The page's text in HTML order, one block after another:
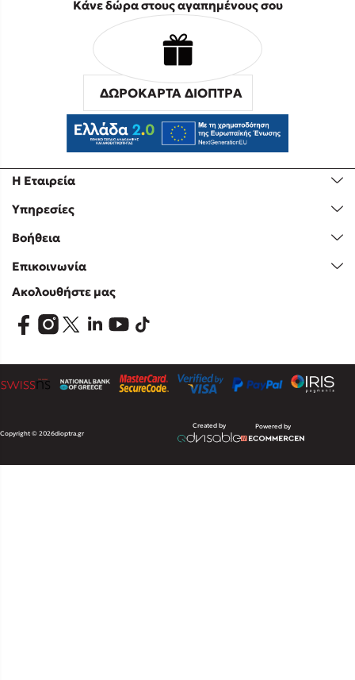
Η Εταιρεία
Υπηρεσίες
Βοήθεια
Επικοινωνία
Κάνε δώρα στους αγαπημένους σου
ΔΩΡΟΚΑΡΤΑ ΔΙΟΠΤΡΑ
Ακολουθήστε μας
Copyright © 2026dioptra.gr
Created by Powered by